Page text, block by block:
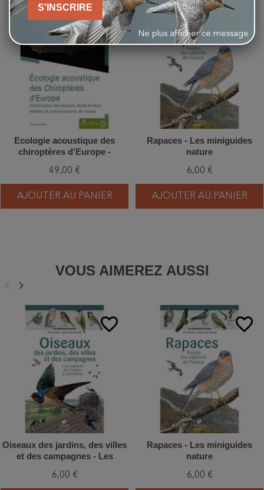
favorite_border
Ecologie acoustique des
chiroptères d'Europe -
étude de leurs habitats et
comportements de chasse
49,00 €
AJOUTER AU PANIER
Rapaces - Les miniguides
nature
6,00 €
AJOUTER AU PANIER
VOUS AIMEREZ AUSSI
Précédent
keyboard_arrow_left Suivant
keyboard_arrow_right
favorite_border
Oiseaux des jardins, des villes
et des campagnes - Les
6,00 €
favorite_border
Rapaces - Les miniguides
nature
6,00 €
S'INSCRIRE
Ne plus afficher ce message